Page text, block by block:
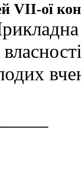
VІІ-ої